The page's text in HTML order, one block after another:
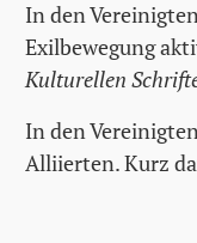
In den
Exilbewegung
Kulturellen
In den
Alliierten. Kurz